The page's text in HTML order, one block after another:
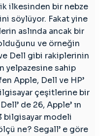
ilkesinden bir nebze
söylüyor. Fakat yine
aslında ancak bir
ve örneğin
Dell gibi rakiplerinin
yelpazesine sahip
Apple, Dell ve HP’
çeşitlerine bir
de 26, Apple’ ın
bilgisayar modeli
ne? Segall’ e göre